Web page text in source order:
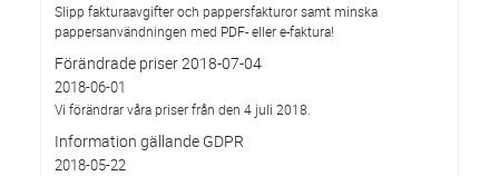
Slipp fakturaavgifter och pappersfakturor samt minska
pappersanvändningen med PDF- eller e-faktura!
Förändrade priser 2018-07-04
2018-06-01
Vi förändrar våra priser från den 4 juli 2018.
Information gällande GDPR
2018-05-22